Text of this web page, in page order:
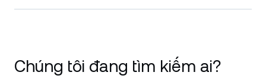
Chúng tôi đang tìm kiếm ai?